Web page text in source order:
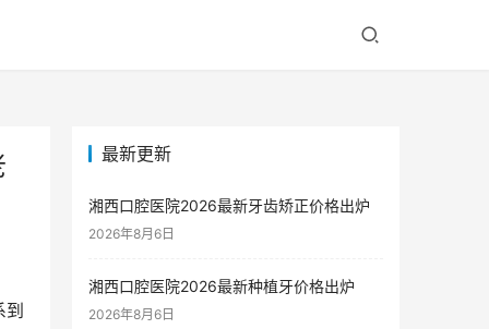
最新更新
湘西口腔医院2026最新牙齿矫正价格出炉
2026年8月6日
湘西口腔医院2026最新种植牙价格出炉
2026年8月6日